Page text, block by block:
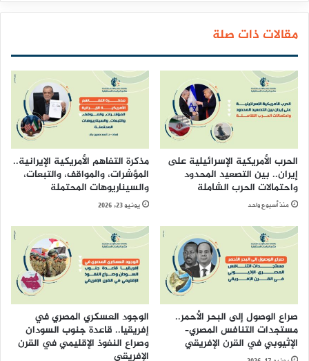
مقالات ذات صلة
الحرب الأمريكية الإسرائيلية على
إيران.. بين التصعيد المحدود
واحتمالات الحرب الشاملة
منذ أسبوع واحد
مذكرة التفاهم الأمريكية الإيرانية..
المؤشرات، والمواقف، والتبعات،
والسيناريوهات المحتملة
يونيو 23, 2026
صراع الوصول إلى البحر الأحمر..
مستجدات التنافس المصري–
الإثيوبي في القرن الإفريقي
الوجود العسكري المصري في
إفريقيا.. قاعدة جنوب السودان
وصراع النفوذ الإقليمي في القرن
الإفريقي